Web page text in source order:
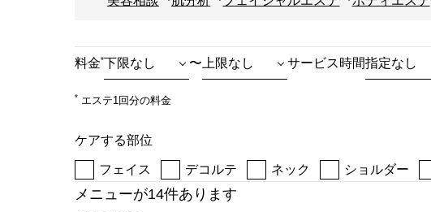
料金* 〜 サービス時間
* エステ1回分の料金
ケアする部位
フェイス デコルテ ネック ショルダー
メニューが14件あります